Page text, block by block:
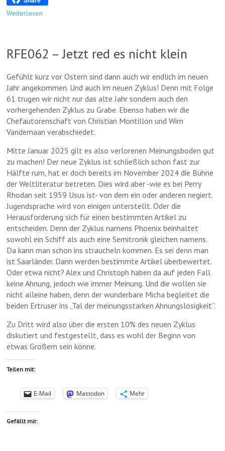
k
n
A
s
s
e
l
a
h
m
Weiterlesen
RFE062 – Jetzt red es nicht klein
Gefühlt kurz vor Ostern sind dann auch wir endlich im neuen
Jahr angekommen. Und auch im neuen Zyklus! Denn mit Folge
61 trugen wir nicht nur das alte Jahr sondern auch den
vorhergehenden Zyklus zu Grabe. Ebenso haben wir die
Chefautorenschaft von Christian Montillon und Wim
Vandemaan verabschiedet.
Mitte Januar 2025 gilt es also verlorenen Meinungsboden gut
zu machen! Der neue Zyklus ist schließlich schon fast zur
Hälfte rum, hat er doch bereits im November 2024 die Bühne
der Weltliteratur betreten. Dies wird aber -wie es bei Perry
Rhodan seit 1959 Usus ist- von dem ein oder anderen negiert.
Jugendsprache wird von einigen unterstellt. Oder die
Herausforderung sich für einen bestimmten Artikel zu
entscheiden. Denn der Zyklus namens Phoenix beinhaltet
sowohl ein Schiff als auch eine Semitronik gleichen namens.
Da kann man schon ins straucheln kommen. Es sei denn man
ist Saarländer. Dann werden bestimmte Artikel überbewertet.
Oder etwa nicht? Alex und Christoph haben da auf jeden Fall
keine Ahnung, jedoch wie immer Meinung. Und die wollen sie
nicht alleine haben, denn der wunderbare Micha begleitet die
beiden Ertruser ins „Tal der meinungsstarken Ahnungslosigkeit“.
Zu Dritt wird also über die ersten 10% des neuen Zyklus
diskutiert und festgestellt, dass es wohl der Beginn von
etwas Großem sein könne.
Teilen mit:
E-Mail Mastodon Mehr
Gefällt mir: